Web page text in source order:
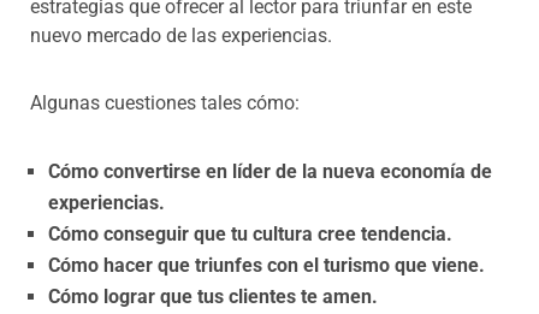
estrategias que ofrecer al lector para triunfar en este
nuevo mercado de las experiencias.
Algunas cuestiones tales cómo:
Cómo convertirse en líder de la nueva economía de
experiencias.
Cómo conseguir que tu cultura cree tendencia.
Cómo hacer que triunfes con el turismo que viene.
Cómo lograr que tus clientes te amen.